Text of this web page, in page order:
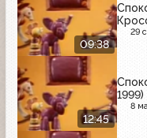
09:38
29
12:45
8